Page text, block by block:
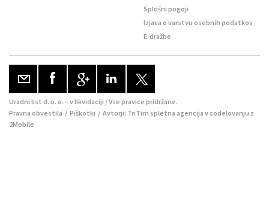
Splošni pogoji
Izjava o varstvu osebnih podatkov
E-dražbe
Uradni list d. o. o. – v likvidaciji / Vse pravice pridržane.
Pravna obvestila / Piškotki / Avtorji: TriTim spletna agencija v sodelovanju z
2Mobile